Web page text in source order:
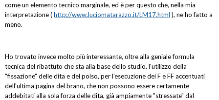
come un elemento tecnico marginale, ed è per questo che, nella mia
interpretazione (http://www.luciomatarazzo.it/LM17.html ), ne ho fatto a
meno.
Ho trovato invece molto più interessante, oltre alla geniale formula
tecnica del ribattuto che sta alla base dello studio, l'utilizzo della
"fissazione" delle dita e del polso, per l'esecuzione dei F e FF accentuati
dell'ultima pagina del brano, che non possono essere certamente
addebitati alla sola forza delle dita, già ampiamente "stressate" dal